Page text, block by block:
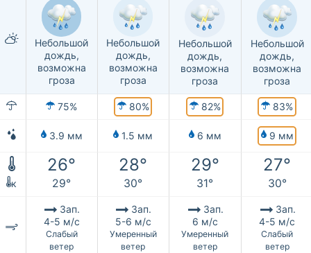
Небольшой
дождь,
возможна
гроза
Небольшой
дождь,
возможна
гроза
Небольшой
дождь,
возможна
гроза
Небольшой
дождь,
возможна
гроза
75% 80% 82% 83%
3.9 мм 1.5 мм 6 мм 9 мм
26° 28° 29° 27°
к 29° 30° 31° 30°
Зап.
4-5 м/с
Слабый
ветер
Зап.
5-6 м/с
Умеренный
ветер
Зап.
6 м/с
Умеренный
ветер
Зап.
4-5 м/с
Слабый
ветер